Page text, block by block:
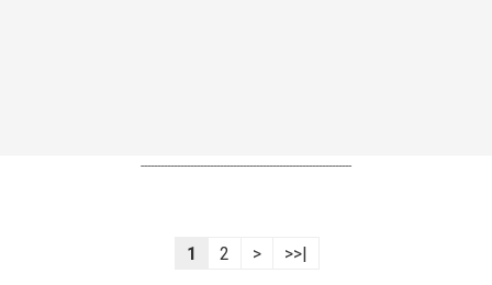
----------------------------------------------------------------
1 2 > >>|